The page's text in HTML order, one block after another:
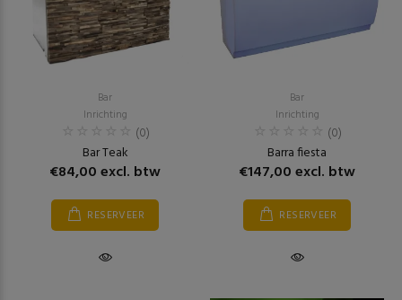
Bar
Inrichting
(0)
Bar Teak
€84,00 excl. btw
RESERVEER
Bar
Inrichting
(0)
Barra fiesta
€147,00 excl. btw
RESERVEER